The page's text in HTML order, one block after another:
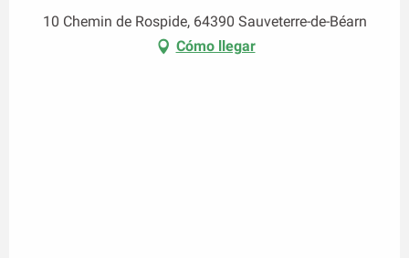
10 Chemin de Rospide, 64390 Sauveterre-de-Béarn
Cómo llegar